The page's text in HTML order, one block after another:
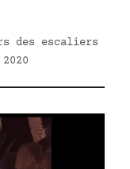
des escaliers